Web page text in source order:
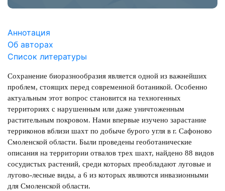
Аннотация
Об авторах
Список литературы
Сохранение биоразнообразия является одной из важнейших
проблем, стоящих перед современной ботаникой. Особенно
актуальным этот вопрос становится на техногенных
территориях с нарушенным или даже уничтоженным
растительным покровом. Нами впервые изучено зарастание
терриконов вблизи шахт по добыче бурого угля в г. Сафоново
Смоленской области. Были проведены геоботанические
описания на территории отвалов трех шахт, найдено 88 видов
сосудистых растений, среди которых преобладают луговые и
лугово-лесные виды, а 6 из которых являются инвазионными
для Смоленской области.